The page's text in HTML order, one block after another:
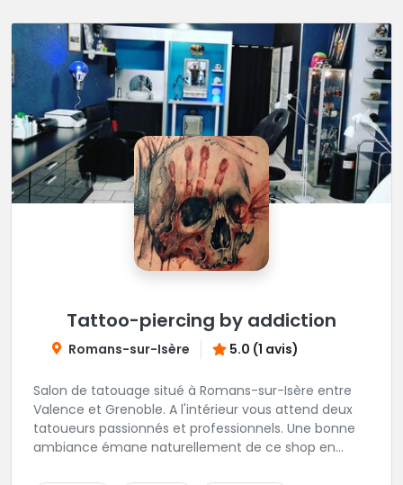
Tattoo-piercing by addiction
Romans-sur-Isère 5.0 (1 avis)
Salon de tatouage situé à Romans-sur-Isère entre
Valence et Grenoble. A l'intérieur vous attend deux
tatoueurs passionnés et professionnels. Une bonne
ambiance émane naturellement de ce shop en